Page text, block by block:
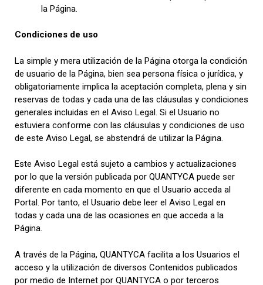
la Página.
Condiciones de uso
La simple y mera utilización de la Página otorga la condición
de usuario de la Página, bien sea persona física o jurídica, y
obligatoriamente implica la aceptación completa, plena y sin
reservas de todas y cada una de las cláusulas y condiciones
generales incluidas en el Aviso Legal. Si el Usuario no
estuviera conforme con las cláusulas y condiciones de uso
de este Aviso Legal, se abstendrá de utilizar la Página.
Este Aviso Legal está sujeto a cambios y actualizaciones
por lo que la versión publicada por QUANTYCA puede ser
diferente en cada momento en que el Usuario acceda al
Portal. Por tanto, el Usuario debe leer el Aviso Legal en
todas y cada una de las ocasiones en que acceda a la
Página.
A través de la Página, QUANTYCA facilita a los Usuarios el
acceso y la utilización de diversos Contenidos publicados
por medio de Internet por QUANTYCA o por terceros